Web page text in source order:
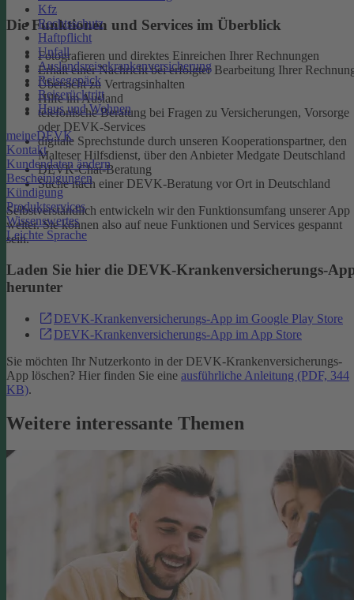
Kfz
Rechtsschutz
Haftpflicht
Unfall
Auslandsreisekrankenversicherung
Reisegepäck
Reiserücktritt
Haus und Wohnen
meineDEVK
Kontakt
Kundendaten ändern
Bescheinigungen
Kündigung
Produktservices
Wissenswertes
Leichte Sprache
Die Funktionen und Services im Überblick
Fotografieren und direktes Einreichen Ihrer Rechnungen
Erhalt einer Nachricht bei erfolgter Bearbeitung Ihrer
Übersicht zu Vertragsinhalten
Hilfe im Ausland
telefonische Beratung bei Fragen zu Versicherungen, Vorsorge
oder DEVK-Services
digitale Sprechstunde durch unseren Kooperationspartner, den
Malteser Hilfsdienst, über den Anbieter Medgate Deutschland
DEVK-Chat-Beratung
Suche nach einer DEVK-Beratung vor Ort in Deutschland
Selbstverständlich entwickeln wir den Funktionsumfang unserer App
weiter. Sie können also auf neue Funktionen und Services gespannt
sein.
Laden Sie hier die DEVK-Krankenversicherungs-
herunter
DEVK-Krankenversicherungs-App im Google Play Store
DEVK-Krankenversicherungs-App im App Store
Sie möchten Ihr Nutzerkonto in der DEVK-Krankenversicherungs-
App löschen? Hier finden Sie eine ausführliche Anleitung (PDF, 344
KB).
Weitere interessante Themen